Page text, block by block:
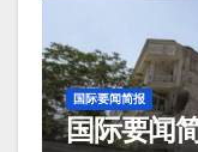
国际要闻简报
国际要闻